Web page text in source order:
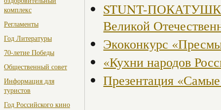
комплекс
Регламенты
Год Литературы
70-летие Победы
Общественный совет
Информация для
туристов
Год Российского кино
STUNT-
Великой
Экоконкурс
«Кухни народов
Презентация